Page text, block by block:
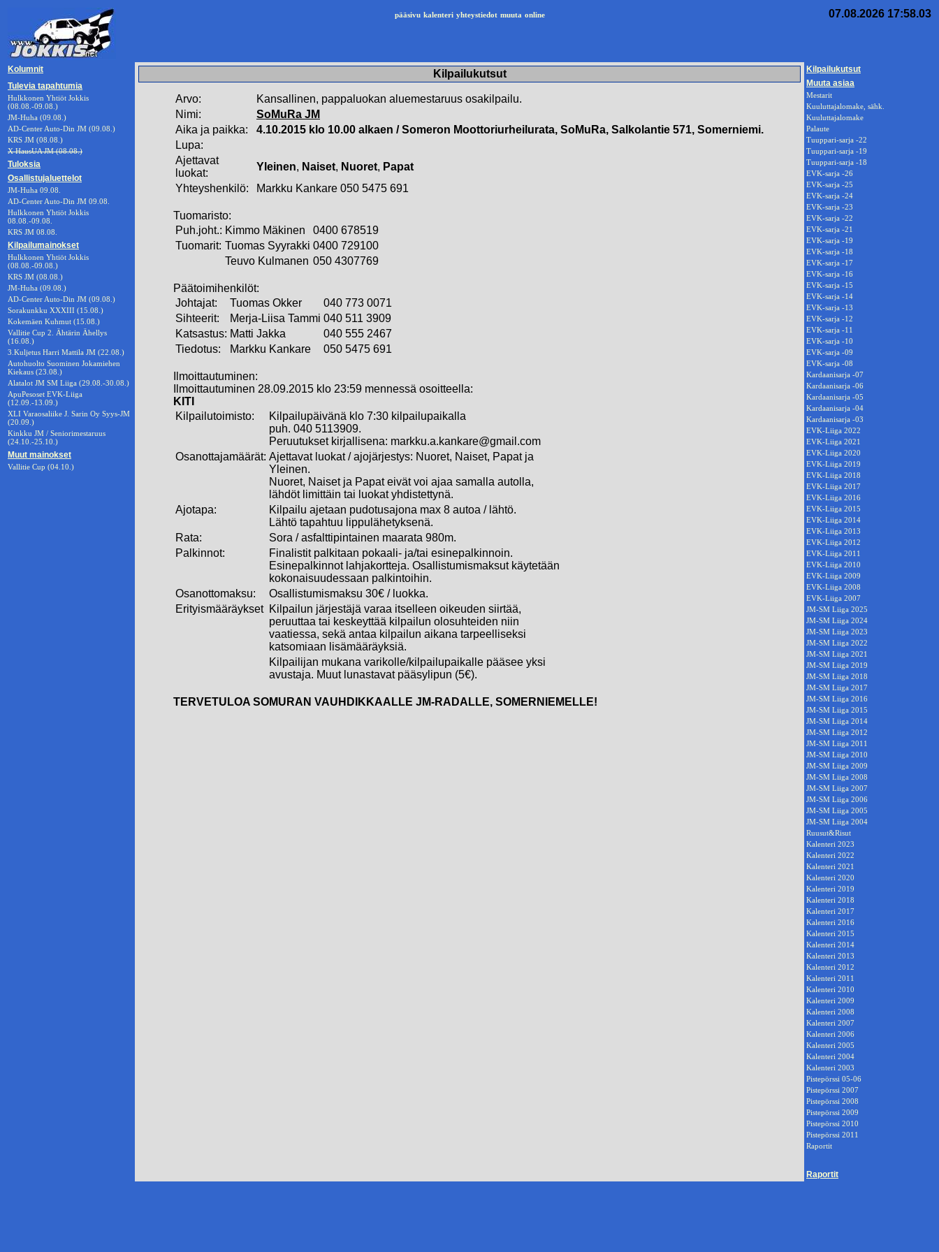
pääsivu kalenteri yhteystiedot muuta online 07.08.2026 17:58.03
Kolumnit
Tulevia tapahtumia
Hulkkonen Yhtiöt Jokkis
(08.08.-09.08.)
JM-Huha (09.08.)
AD-Center Auto-Din JM (09.08.)
KRS JM (08.08.)
X HausUA JM (08.08.)
Tuloksia
Osallistujaluettelot
JM-Huha 09.08.
AD-Center Auto-Din JM 09.08.
Hulkkonen Yhtiöt Jokkis
08.08.-09.08.
KRS JM 08.08.
Kilpailumainokset
Hulkkonen Yhtiöt Jokkis
(08.08.-09.08.)
KRS JM (08.08.)
JM-Huha (09.08.)
AD-Center Auto-Din JM (09.08.)
Sorakunkku XXXIII (15.08.)
Kokemäen Kuhmut (15.08.)
Vallitie Cup 2. Ähtärin Ähellys
(16.08.)
3.Kuljetus Harri Mattila JM (22.08.)
Autohuolto Suominen Jokamiehen
Kiekaus (23.08.)
Alatalot JM SM Liiga (29.08.-30.08.)
ApuPesoset EVK-Liiga
(12.09.-13.09.)
XLI Varaosaliike J. Sarin Oy Syys-JM
(20.09.)
Kinkku JM / Seniorimestaruus
(24.10.-25.10.)
Muut mainokset
Vallitie Cup (04.10.)
Kilpailukutsut
Arvo:
Kansallinen, pappaluokan aluemestaruus osakilpailu.
Nimi:
SoMuRa JM
Aika ja paikka:
4.10.2015 klo 10.00 alkaen / Someron Moottoriurheilurata, SoMuRa, Salkolantie 571, Somerniemi.
Lupa:
Ajettavat
luokat:
Yleinen, Naiset, Nuoret, Papat
Yhteyshenkilö:
Markku Kankare 050 5475 691
Tuomaristo:
Puh.joht.: Kimmo Mäkinen
0400 678519
Tuomarit: Tuomas Syyrakki 0400 729100
Teuvo Kulmanen 050 4307769
Päätoimihenkilöt:
Johtajat:
Tuomas Okker
040 773 0071
Sihteerit:
Merja-Liisa Tammi 040 511 3909
Katsastus: Matti Jakka
040 555 2467
Tiedotus:
Markku Kankare 050 5475 691
Ilmoittautuminen:
Ilmoittautuminen 28.09.2015 klo 23:59 mennessä osoitteella:
KITI
Kilpailutoimisto:
Kilpailupäivänä klo 7:30 kilpailupaikalla
puh. 040 5113909.
Peruutukset kirjallisena: markku.a.kankare@gmail.com
Osanottajamäärät: Ajettavat luokat / ajojärjestys: Nuoret, Naiset, Papat ja
Yleinen.
Nuoret, Naiset ja Papat eivät voi ajaa samalla autolla,
lähdöt limittäin tai luokat yhdistettynä.
Ajotapa:
Kilpailu ajetaan pudotusajona max 8 autoa / lähtö.
Lähtö tapahtuu lippulähetyksenä.
Rata:
Sora / asfalttipintainen maarata 980m.
Palkinnot:
Finalistit palkitaan pokaali- ja/tai esinepalkinnoin.
Esinepalkinnot lahjakortteja. Osallistumismaksut käytetään
kokonaisuudessaan palkintoihin.
Osanottomaksu:
Osallistumismaksu 30€ / luokka.
Erityismääräykset Kilpailun järjestäjä varaa itselleen oikeuden siirtää,
peruuttaa tai keskeyttää kilpailun olosuhteiden niin
vaatiessa, sekä antaa kilpailun aikana tarpeelliseksi
katsomiaan lisämääräyksiä.
Kilpailijan mukana varikolle/kilpailupaikalle pääsee yksi
avustaja. Muut lunastavat pääsylipun (5€).
TERVETULOA SOMURAN VAUHDIKKAALLE JM-RADALLE, SOMERNIEMELLE!
Kilpailukutsut
Muuta asiaa
Mestarit
Kuuluttajalomake, sähk.
Kuuluttajalomake
Palaute
Tuuppari-sarja -22
Tuuppari-sarja -19
Tuuppari-sarja -18
EVK-sarja -26
EVK-sarja -25
EVK-sarja -24
EVK-sarja -23
EVK-sarja -22
EVK-sarja -21
EVK-sarja -19
EVK-sarja -18
EVK-sarja -17
EVK-sarja -16
EVK-sarja -15
EVK-sarja -14
EVK-sarja -13
EVK-sarja -12
EVK-sarja -11
EVK-sarja -10
EVK-sarja -09
EVK-sarja -08
Kardaanisarja -07
Kardaanisarja -06
Kardaanisarja -05
Kardaanisarja -04
Kardaanisarja -03
EVK-Liiga 2022
EVK-Liiga 2021
EVK-Liiga 2020
EVK-Liiga 2019
EVK-Liiga 2018
EVK-Liiga 2017
EVK-Liiga 2016
EVK-Liiga 2015
EVK-Liiga 2014
EVK-Liiga 2013
EVK-Liiga 2012
EVK-Liiga 2011
EVK-Liiga 2010
EVK-Liiga 2009
EVK-Liiga 2008
EVK-Liiga 2007
JM-SM Liiga 2025
JM-SM Liiga 2024
JM-SM Liiga 2023
JM-SM Liiga 2022
JM-SM Liiga 2021
JM-SM Liiga 2019
JM-SM Liiga 2018
JM-SM Liiga 2017
JM-SM Liiga 2016
JM-SM Liiga 2015
JM-SM Liiga 2014
JM-SM Liiga 2012
JM-SM Liiga 2011
JM-SM Liiga 2010
JM-SM Liiga 2009
JM-SM Liiga 2008
JM-SM Liiga 2007
JM-SM Liiga 2006
JM-SM Liiga 2005
JM-SM Liiga 2004
Ruusut&Risut
Kalenteri 2023
Kalenteri 2022
Kalenteri 2021
Kalenteri 2020
Kalenteri 2019
Kalenteri 2018
Kalenteri 2017
Kalenteri 2016
Kalenteri 2015
Kalenteri 2014
Kalenteri 2013
Kalenteri 2012
Kalenteri 2011
Kalenteri 2010
Kalenteri 2009
Kalenteri 2008
Kalenteri 2007
Kalenteri 2006
Kalenteri 2005
Kalenteri 2004
Kalenteri 2003
Pistepörssi 05-06
Pistepörssi 2007
Pistepörssi 2008
Pistepörssi 2009
Pistepörssi 2010
Pistepörssi 2011
Raportit
Raportit